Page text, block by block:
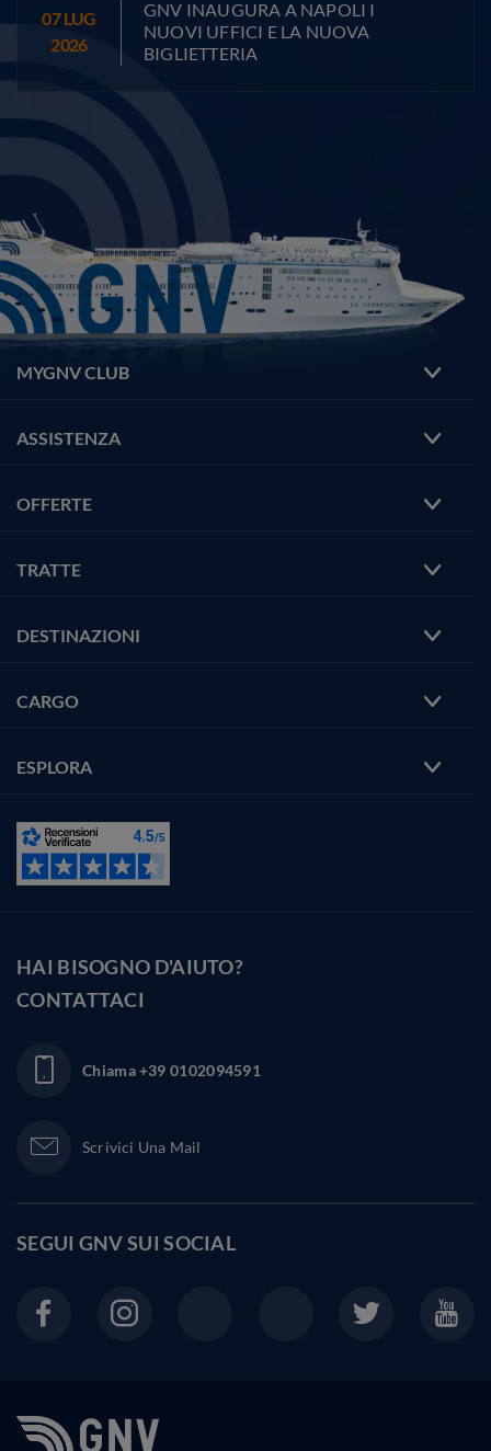
07 LUG
2026
GNV INAUGURA A NAPOLI I
NUOVI UFFICI E LA NUOVA
BIGLIETTERIA
MYGNV CLUB
ASSISTENZA
OFFERTE
TRATTE
DESTINAZIONI
CARGO
ESPLORA
HAI BISOGNO D'AIUTO?
CONTATTACI
Chiama+39 0102094591
Scrivici Una Mail
SEGUI GNV SUISOCIAL